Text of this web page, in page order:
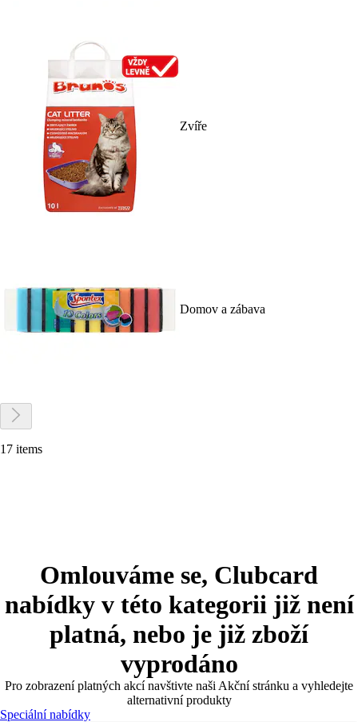
Zvíře
Domov a zábava
17 items
Omlouváme se, Clubcard
nabídky v této kategorii již není
platná, nebo je již zboží
vyprodáno
Pro zobrazení platných akcí navštivte naši Akční stránku a vyhledejte
alternativní produkty
Speciální nabídky